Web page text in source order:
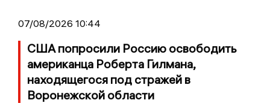
07/08/2026 10:44
США попросили Россию освободить
американца Роберта Гилмана,
находящегося под стражей в
Воронежской области